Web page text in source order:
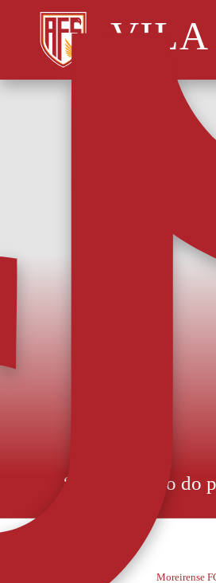
VILA
“Gostei muito do
Rodrigo Pinho explicou
ambiente que sentiu à chegada
recente reforço do AFS,
PRÓXIMO
16 MAI 2026
Moreirense